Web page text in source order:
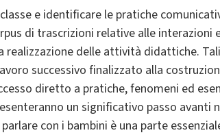
e identificare le pratiche
di trascrizioni relative alle
realizzazione delle attività didattiche.
successivo finalizzato alla
diretto a pratiche, fenomeni ed
un significativo passo
con i bambini è una parte